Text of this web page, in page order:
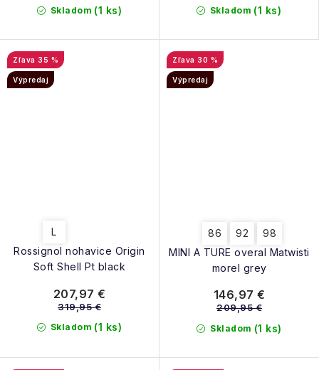
Skladom (1 ks) Skladom (1 ks)
Rossignol nohavice Origin
Soft Shell Pt black
35 %
Výpredaj
L
Skladom (1 ks)
207,97 €
319,95 €
MINI A TURE overal Matwisti
morel grey
30 %
Výpredaj
86 92 98
Skladom (1 ks)
146,97 €
209,95 €